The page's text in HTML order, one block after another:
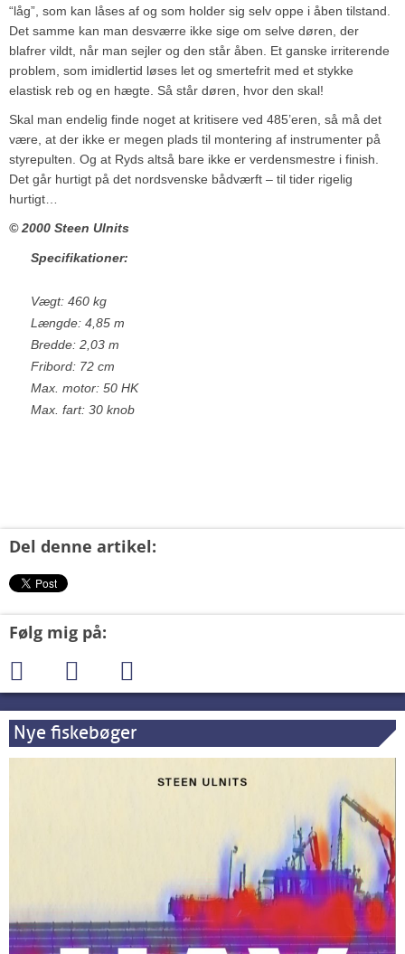
“låg”, som kan låses af og som holder sig selv oppe i åben tilstand.
Det samme kan man desværre ikke sige om selve døren, der
blafrer vildt, når man sejler og den står åben. Et ganske irriterende
problem, som imidlertid løses let og smertefrit med et stykke
elastisk reb og en hægte. Så står døren, hvor den skal!
Skal man endelig finde noget at kritisere ved 485’eren, så må det
være, at der ikke er megen plads til montering af instrumenter på
styrepulten. Og at Ryds altså bare ikke er verdensmestre i finish.
Det går hurtigt på det nordsvenske bådværft – til tider rigelig
hurtigt…
© 2000 Steen Ulnits
Specifikationer:
Vægt: 460 kg
Længde: 4,85 m
Bredde: 2,03 m
Fribord: 72 cm
Max. motor: 50 HK
Max. fart: 30 knob
Del denne artikel:
Følg mig på:
Nye fiskebøger